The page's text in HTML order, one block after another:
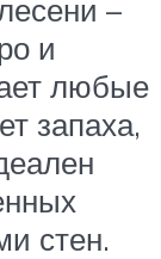
–
и
любые
запаха,
стен.